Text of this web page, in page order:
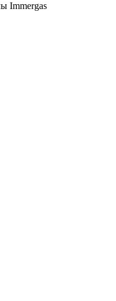
Immergas